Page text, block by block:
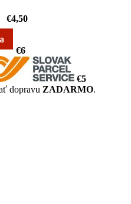
€4,50
€6
€5
dopravu ZADARMO.